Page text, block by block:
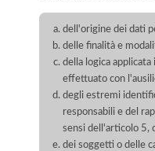
dell'origine dei dati
delle finalità e
della logica
effettuato con
degli estremi
responsabili e del
sensi dell'articolo 5,
dei soggetti o delle